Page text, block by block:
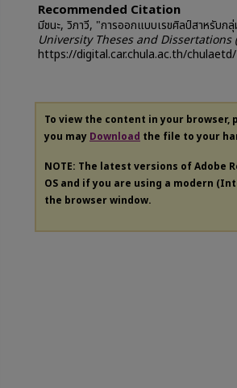
Recommended Citation
มีชนะ, วิภาวี, "การออกแบบเรขศิลป์สาหรับก
University Theses and Dissertations
https://digital.car.chula.ac.th/chulaetd/
To view the content in your browser,
you may Download the file to your
NOTE: The latest versions of Adobe
OS and if you are using a modern
the browser window.